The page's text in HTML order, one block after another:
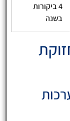
4 ביקורות
בשנה